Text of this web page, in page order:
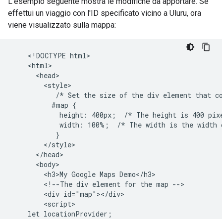
effettui un viaggio con l'ID specificato vicino a Uluru, ora
viene visualizzato sulla mappa:
    <!DOCTYPE html>
    <html>
      <head>
        <style>
/* Set the size of the div element that
          #map {
height: 400px;  /* The height is 400
width: 100%;  /* The width is the width
           }
        </style>
      </head>
      <body>
        <h3>My Google Maps Demo</h3>
        <!--The div element for the map -->
        <div id="map"></div>
        <script>
    let locationProvider;